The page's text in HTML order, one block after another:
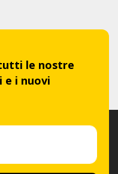
le nostre
i nuovi